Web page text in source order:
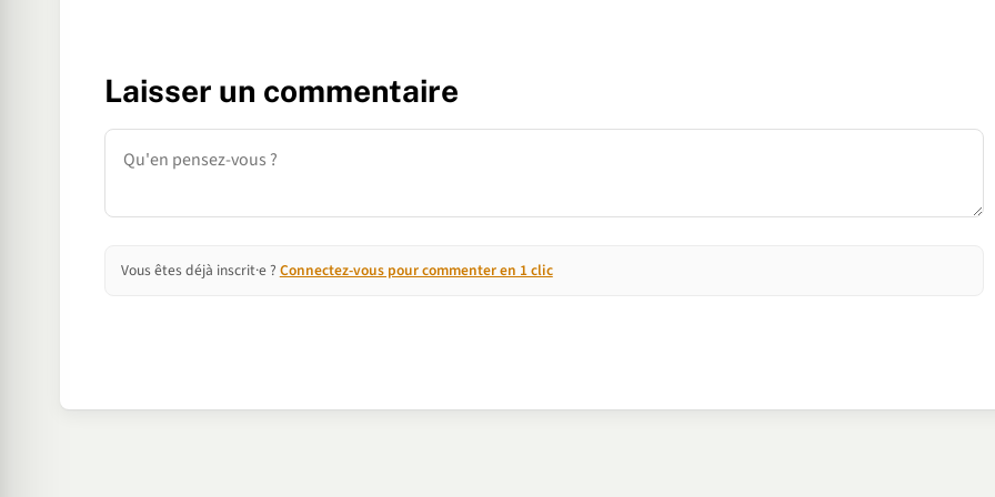
Laisser un commentaire
Commentaire
Vous êtes déjà inscrit·e ? Connectez-vous pour commenter en 1 clic